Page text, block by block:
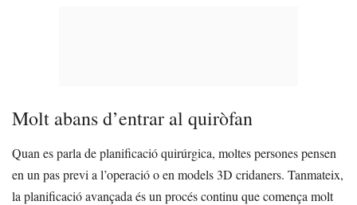
Molt abans d’entrar al quiròfan
Quan es parla de planificació quirúrgica, moltes persones pensen
en un pas previ a l’operació o en models 3D cridaners. Tanmateix,
la planificació avançada és un procés continu que comença molt